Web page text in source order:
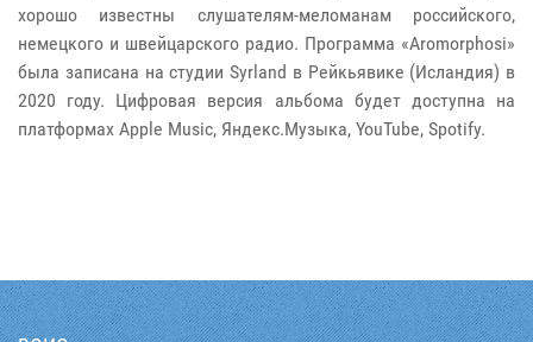
хорошо известны слушателям-меломанам российского,
немецкого и швейцарского радио. Программа «Aromorphosi»
была записана на студии Syrland в Рейкьявике (Исландия) в
2020 году. Цифровая версия альбома будет доступна на
платформах Apple Music, Яндекс.Музыка, YouTube, Spotify.